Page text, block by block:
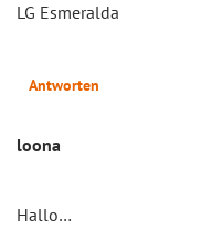
LG Esmeralda
Antworten
loona
Hallo…